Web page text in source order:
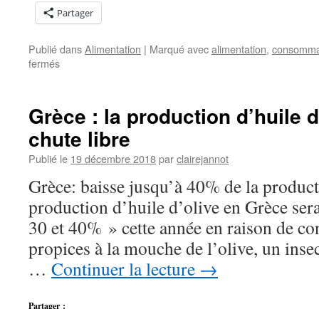
Partager
Publié dansAlimentation | Marqué avecalimentation,
ferméssur
de
M&M’s
se
fera
dioxyde
de
titane
Grèce : la production d’huile
chute libre
Publié le 19 décembre 2018parclairejannot
Grèce: baisse jusqu’à 40% de la
production d’huile d’olive en Grèce
30 et 40% » cette année en raison de
propices à la mouche de l’olive, un
… Continuer la lecture →
Partager :